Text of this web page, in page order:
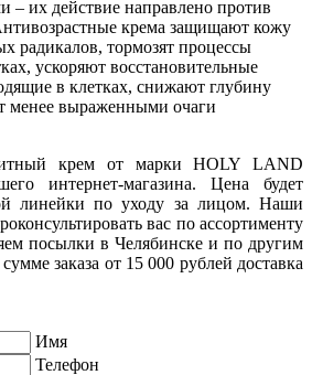
– их действие направлено против
крема защищают кожу
радикалов, тормозят процессы
ускоряют восстановительные
в клетках, снижают глубину
менее выраженными очаги
крем от марки HOLY LAND
интернет-магазина. Цена будет
линейки по уходу за лицом. Наши
вас по ассортименту
посылки в Челябинске и по другим
заказа от 15 000 рублей доставка
Имя
Телефон